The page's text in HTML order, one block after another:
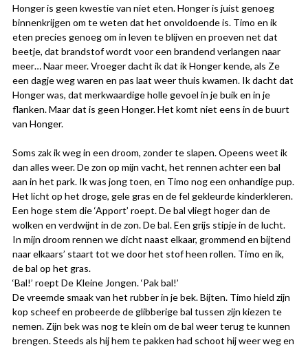
Honger is geen kwestie van niet eten. Honger is juist genoeg
binnenkrijgen om te weten dat het onvoldoende is. Timo en ik
eten precies genoeg om in leven te blijven en proeven net dat
beetje, dat brandstof wordt voor een brandend verlangen naar
meer… Naar meer. Vroeger dacht ik dat ik Honger kende, als Ze
een dagje weg waren en pas laat weer thuis kwamen. Ik dacht dat
Honger was, dat merkwaardige holle gevoel in je buik en in je
flanken. Maar dat is geen Honger. Het komt niet eens in de buurt
van Honger.
Soms zak ik weg in een droom, zonder te slapen. Opeens weet ik
dan alles weer. De zon op mijn vacht, het rennen achter een bal
aan in het park. Ik was jong toen, en Timo nog een onhandige pup.
Het licht op het droge, gele gras en de fel gekleurde kinderkleren.
Een hoge stem die ‘Apport’ roept. De bal vliegt hoger dan de
wolken en verdwijnt in de zon. De bal. Een grijs stipje in de lucht.
In mijn droom rennen we dicht naast elkaar, grommend en bijtend
naar elkaars’ staart tot we door het stof heen rollen. Timo en ik,
de bal op het gras.
‘Bal!’ roept De Kleine Jongen. ‘Pak bal!’
De vreemde smaak van het rubber in je bek. Bijten. Timo hield zijn
kop scheef en probeerde de glibberige bal tussen zijn kiezen te
nemen. Zijn bek was nog te klein om de bal weer terug te kunnen
brengen. Steeds als hij hem te pakken had schoot hij weer weg en